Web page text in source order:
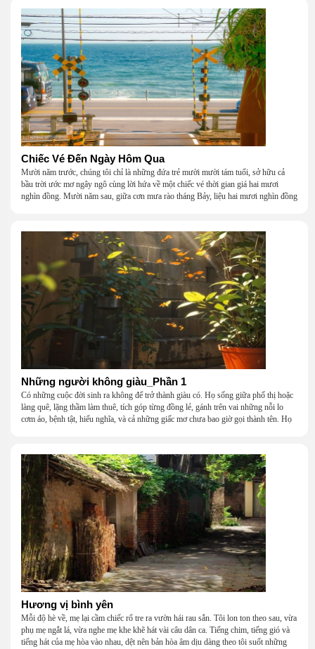
Chiếc Vé Đến Ngày Hôm Qua
Mười năm trước, chúng tôi chỉ là những đứa trẻ mười mười tám tuổi, sở hữu cả
bầu trời ước mơ ngây ngô cùng lời hứa về một chiếc vé thời gian giá hai mươi
nghìn đồng. Mười năm sau, giữa cơn mưa rào tháng Bảy, liệu hai mươi nghìn đồng
Những người không giàu_Phần 1
Có những cuộc đời sinh ra không để trở thành giàu có. Họ sống giữa phố thị hoặc
làng quê, lặng thầm làm thuê, tích góp từng đồng lẻ, gánh trên vai những nỗi lo
cơm áo, bệnh tật, hiếu nghĩa, và cả những giấc mơ chưa bao giờ gọi thành tên. Họ
một mái nhà bằng lòng thương, bằng sự nhẫn nại và một niềm tin cũ kỹ rằng: dẫu
nghèo đến đâu, cũng còn có nhau để quay về.
Hương vị bình yên
Mỗi độ hè về, mẹ lại cầm chiếc rổ tre ra vườn hái rau sắn. Tôi lon ton theo sau, vừa
phụ mẹ ngắt lá, vừa nghe mẹ khe khẽ hát vài câu dân ca. Tiếng chim, tiếng gió và
tiếng hát của mẹ hòa vào nhau, dệt nên bản hòa âm dịu dàng theo tôi suốt những